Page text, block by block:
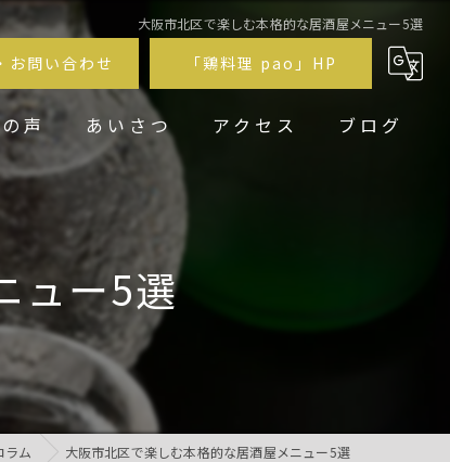
大阪市北区で楽しむ本格的な居酒屋メニュー5選
お問い合わせ 「鶏料理 pao」HP
声 あいさつ アクセス ブログ
ュー5選
ラム 大阪市北区で楽しむ本格的な居酒屋メニュー5選